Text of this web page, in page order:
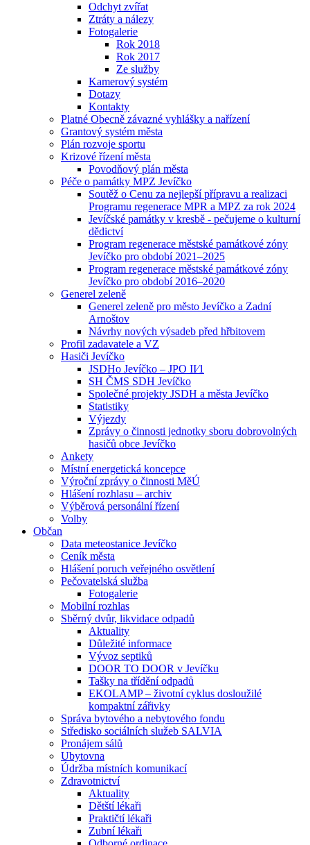
Odchyt zvířat
Ztráty a nálezy
Fotogalerie
Rok 2018
Rok 2017
Ze služby
Kamerový systém
Dotazy
Kontakty
Platné Obecně závazné vyhlášky a nařízení
Grantový systém města
Plán rozvoje sportu
Krizové řízení města
Povodňový plán města
Péče o památky MPZ Jevíčko
Soutěž o Cenu za nejlepší přípravu a realizaci
Programu regenerace MPR a MPZ za rok 2024
Jevíčské památky v kresbě - pečujeme o kulturní
dědictví
Program regenerace městské památkové zóny
Jevíčko pro období 2021–2025
Program regenerace městské památkové zóny
Jevíčko pro období 2016–2020
Generel zeleně
Generel zeleně pro město Jevíčko a Zadní
Arnoštov
Návrhy nových výsadeb před hřbitovem
Profil zadavatele a VZ
Hasiči Jevíčko
JSDHo Jevíčko – JPO II⁄1
SH ČMS SDH Jevíčko
Společné projekty JSDH a města Jevíčko
Statistiky
Výjezdy
Zprávy o činnosti jednotky sboru dobrovolných
hasičů obce Jevíčko
Ankety
Místní energetická koncepce
Výroční zprávy o činnosti MěÚ
Hlášení rozhlasu – archiv
Výběrová personální řízení
Volby
Občan
Data meteostanice Jevíčko
Ceník města
Hlášení poruch veřejného osvětlení
Pečovatelská služba
Fotogalerie
Mobilní rozhlas
Sběrný dvůr, likvidace odpadů
Aktuality
Důležité informace
Vývoz septiků
DOOR TO DOOR v Jevíčku
Tašky na třídění odpadů
EKOLAMP – životní cyklus dosloužilé
kompaktní zářivky
Správa bytového a nebytového fondu
Středisko sociálních služeb SALVIA
Pronájem sálů
Ubytovna
Údržba místních komunikací
Zdravotnictví
Aktuality
Dětští lékaři
Praktičtí lékaři
Zubní lékaři